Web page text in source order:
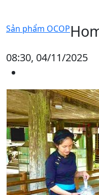
Sản phẩm OCOP
08:30, 04/11/2025